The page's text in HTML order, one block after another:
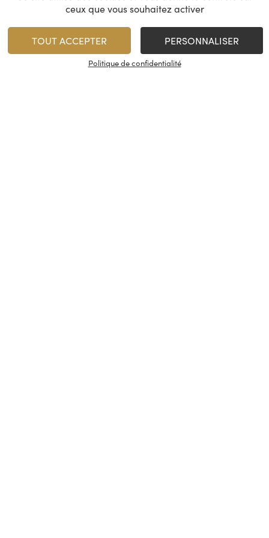
1 AJOUTER
Rupture de stock
ceux que vous souhaitez activer
TOUT ACCEPTER PERSONNALISER
Politique de confidentialité